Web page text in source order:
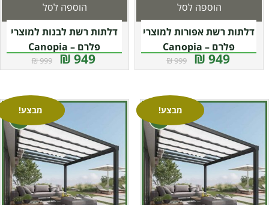
דלתות רשת אפורות למוצרי
פלרם – Canopia
949 ₪
999 ₪
הוספה לסל
דלתות רשת לבנות למוצרי
פלרם – Canopia
949 ₪
999 ₪
הוספה לסל
מבצע! מבצע!